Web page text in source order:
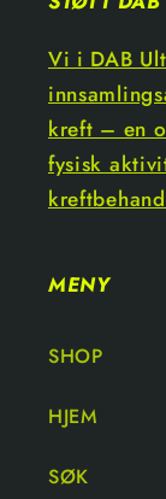
Vi i DAB
kreft – en
fysisk
MENY
SHOP
HJEM
SØK